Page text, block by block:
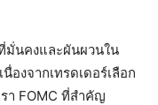
มั่นคงและผันผวนใน
องจากเทรดเดอร์เลือก
า FOMC ที่สำคัญ